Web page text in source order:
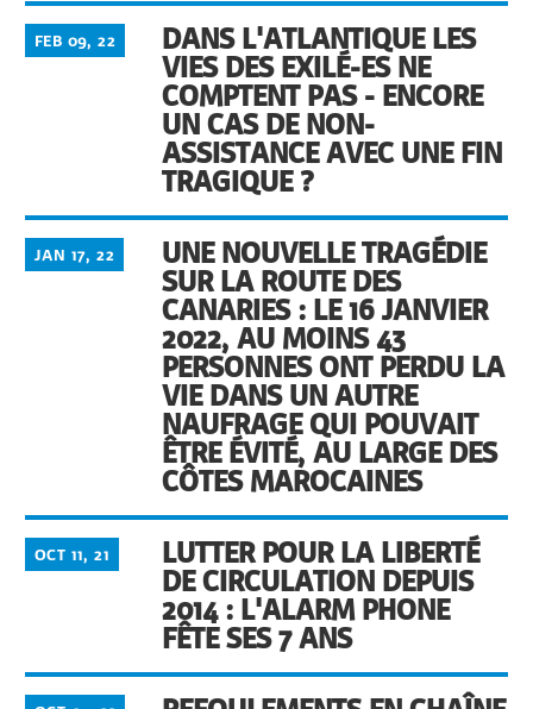
DANS L'ATLANTIQUE LES
VIES DES EXILÉ-ES NE
COMPTENT PAS - ENCORE
UN CAS DE NON-
ASSISTANCE AVEC UNE FIN
TRAGIQUE ?
FEB 09, 22
UNE NOUVELLE TRAGÉDIE
SUR LA ROUTE DES
CANARIES : LE 16 JANVIER
2022, AU MOINS 43
PERSONNES ONT PERDU LA
VIE DANS UN AUTRE
NAUFRAGE QUI POUVAIT
ÊTRE ÉVITÉ, AU LARGE DES
CÔTES MAROCAINES
JAN 17, 22
LUTTER POUR LA LIBERTÉ
DE CIRCULATION DEPUIS
2014 : L'ALARM PHONE
FÊTE SES 7 ANS
OCT 11, 21